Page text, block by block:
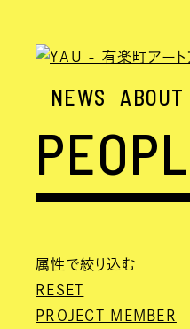
NEWS ABOUT
属性で絞り込む
RESET
PROJECT MEMBER